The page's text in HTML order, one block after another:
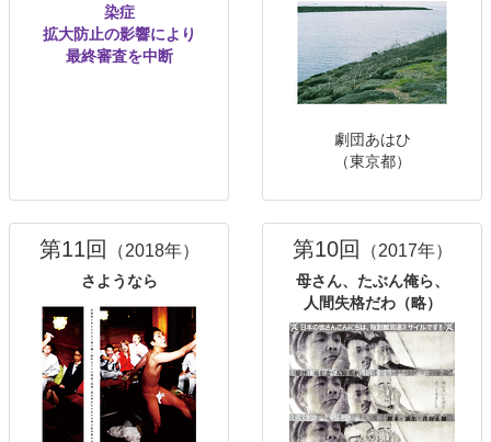
染症
拡大防止の影響により
最終審査を中断
劇団あはひ
（東京都）
第11回 （2018年）
さようなら
第10回 （2017年）
母さん、たぶん俺ら、
人間失格だわ（略）